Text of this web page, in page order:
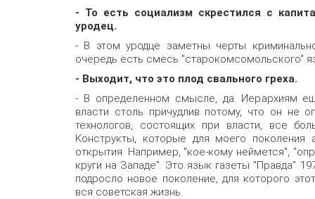
- То есть социализм скрестился с
уродец.
- В этом уродце заметны черты
очередь есть смесь "старокомсомольского"
- Выходит, что это плод свального греха.
- В определенном смысле, да. Иерархиям
власти столь причудлив потому, что он не
технологов, состоящих при власти, все
Конструкты, которые для моего поколения
открытия. Например, "кое-кому неймется",
круги на Западе". Это язык газеты "Правда"
подросло новое поколение, для которого
вся советская жизнь.